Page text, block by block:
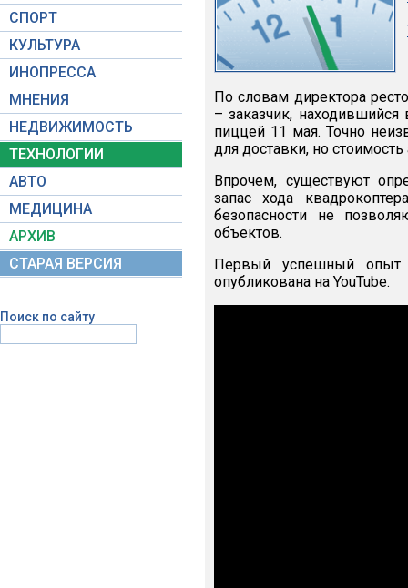
СПОРТ
КУЛЬТУРА
ИНОПРЕССА
МНЕНИЯ
НЕДВИЖИМОСТЬ
ТЕХНОЛОГИИ
АВТО
МЕДИЦИНА
АРХИВ
СТАРАЯ ВЕРСИЯ
Поиск по сайту
По словам директора
– заказчик, находившийся
пиццей 11 мая. Точно
для доставки, но
Впрочем, существуют
запас хода
безопасности не
объектов.
Первый успешный опыт
опубликована на YouTube.